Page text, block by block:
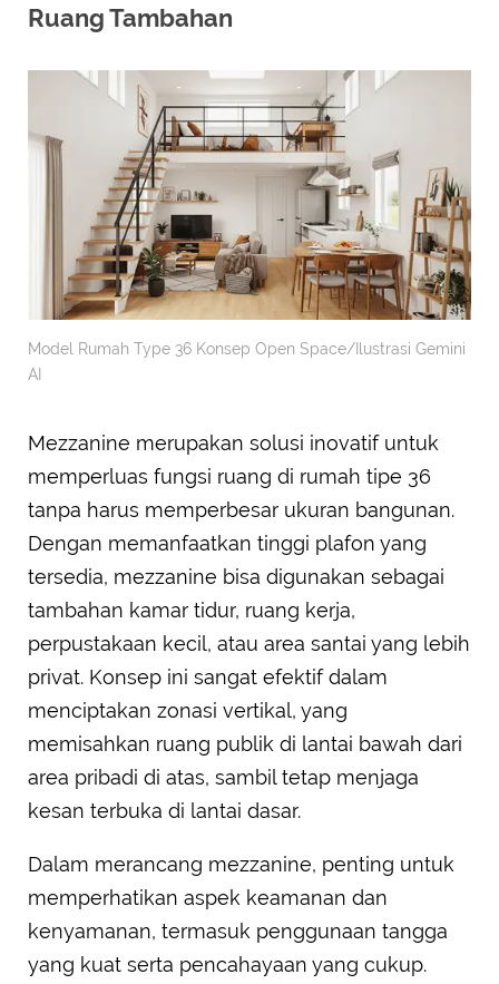
Ruang Tambahan
Model Rumah Type 36 Konsep Open Space/Ilustrasi Gemini
AI
Mezzanine merupakan solusi inovatif untuk
memperluas fungsi ruang di rumah tipe 36
tanpa harus memperbesar ukuran bangunan.
Dengan memanfaatkan tinggi plafon yang
tersedia, mezzanine bisa digunakan sebagai
tambahan kamar tidur, ruang kerja,
perpustakaan kecil, atau area santai yang lebih
privat. Konsep ini sangat efektif dalam
menciptakan zonasi vertikal, yang
memisahkan ruang publik di lantai bawah dari
area pribadi di atas, sambil tetap menjaga
kesan terbuka di lantai dasar.
Dalam merancang mezzanine, penting untuk
memperhatikan aspek keamanan dan
kenyamanan, termasuk penggunaan tangga
yang kuat serta pencahayaan yang cukup.